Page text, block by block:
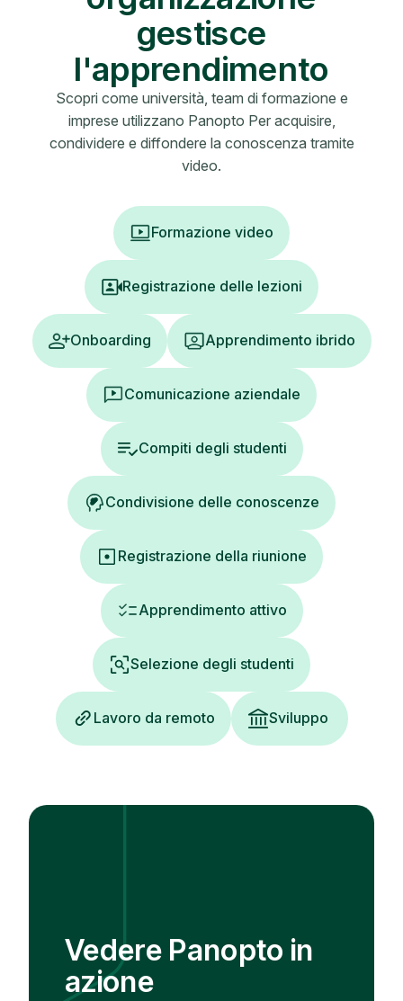
gestisce
l'apprendimento
Scopri come università, team di formazione e
imprese utilizzano Panopto Per acquisire,
condividere e diffondere la conoscenza tramite
video.
Formazione video
Registrazione delle lezioni
Onboarding Apprendimento ibrido
Comunicazione aziendale
Compiti degli studenti
Condivisione delle conoscenze
Registrazione della riunione
Apprendimento attivo
Selezione degli studenti
Lavoro da remoto Sviluppo
Vedere Panopto in
azione